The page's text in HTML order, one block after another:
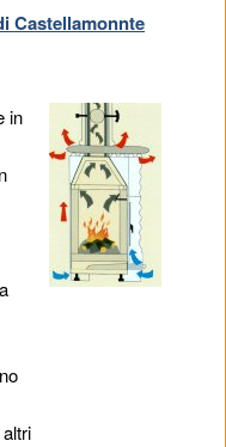
Castellamonnte
in